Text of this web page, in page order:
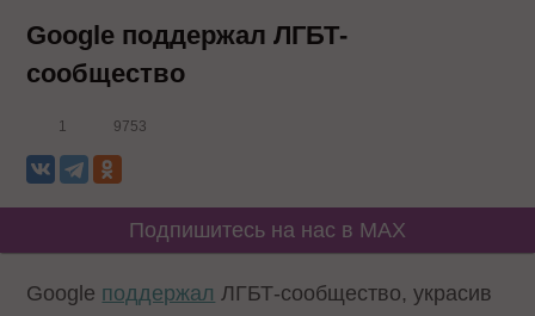
Google поддержал ЛГБТ-
сообщество
1 9753
Подпишитесь на нас в MAX
Google поддержал ЛГБТ-сообщество, украсив